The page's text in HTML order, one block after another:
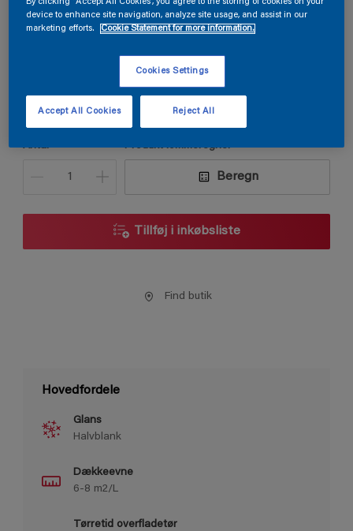
Karat
Antal Produkt lommeregner
Beregn
Tillføj i inkøbsliste
Find butik
Hovedfordele
Glans
Halvblank
Dækkeevne
6-8 m2/L
Tørretid overfladetør
By clicking “Accept All Cookies”, you agree to the storing of cookies on your
device to enhance site navigation, analyze site usage, and assist in our
marketing efforts.
Cookie Statement for more information.
Cookies Settings
Reject All
Accept All Cookies